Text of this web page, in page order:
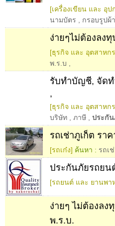
[เครื่องเขียน และ อุ
นามบัตร
กรอบรูปผ้
ง่ายๆไม่ต้องลง
[ธุรกิจ และ อุตสาหก
พ.ร.บ
รับทำบัญชี, จัด
,
[ธุรกิจ และ อุตสาหก
บริษัท
ภาษี ประกั
รถเช่าภูเก็ต รา
[รถเก๋ง] ค้นหา : รถเ
ประกันภัยรถยน
[รถยนต์ และ ยานพา
ง่ายๆ ไม่ต้องล
พ.ร.บ.